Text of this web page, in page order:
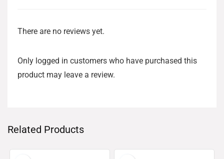
There are no reviews yet.
Only logged in customers who have purchased this
product may leave a review.
Related Products